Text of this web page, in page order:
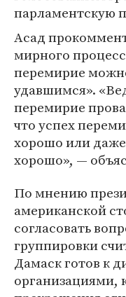
парламентскую
Асад
мирного
перемирие
удавшимся».
перемирие
что успех
хорошо или
хорошо», —
По мнению
американской
согласовать
группировки
Дамаск готов к